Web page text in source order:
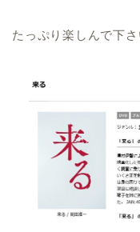
たっぷり楽しんで下さ